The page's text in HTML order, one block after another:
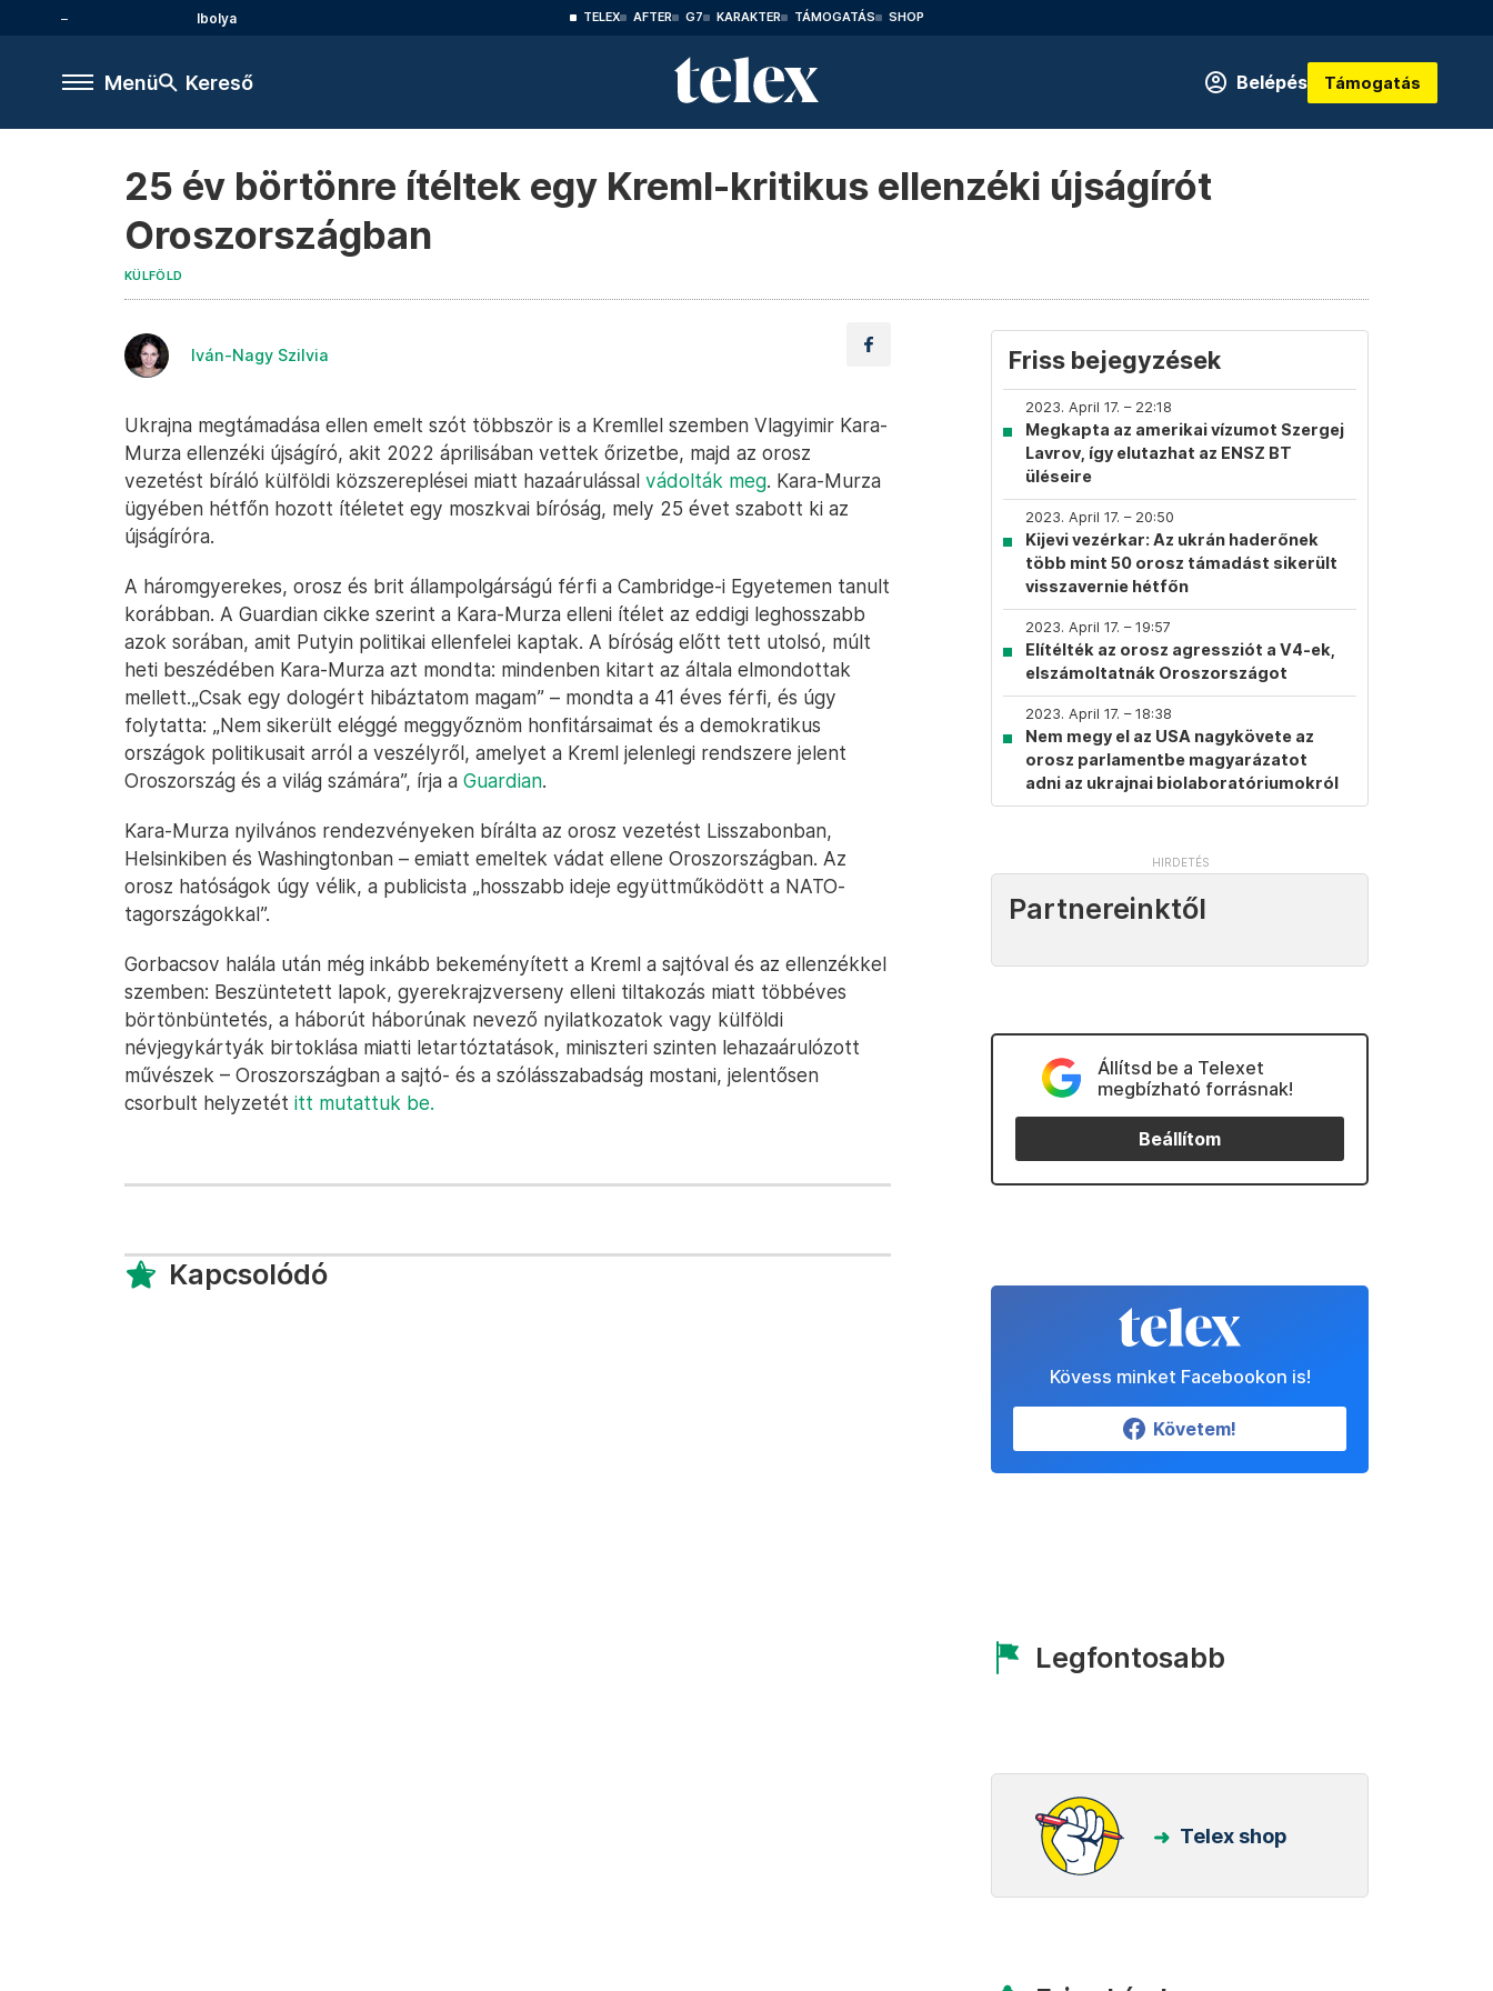
Ibolya TELEX AFTER G7 KARAKTER TÁMOGATÁS SHOP
Menü Kereső Belépés Támogatás
25 év börtönre ítéltek egy Kreml-kritikus ellenzéki újságírót
Oroszországban
KÜLFÖLD
Iván-Nagy Szilvia
Ukrajna megtámadása ellen emelt szót többször is a Kremllel szemben Vlagyimir Kara-
Murza ellenzéki újságíró, akit 2022 áprilisában vettek őrizetbe, majd az orosz
vezetést bíráló külföldi közszereplései miatt hazaárulással vádolták meg. Kara-Murza
ügyében hétfőn hozott ítéletet egy moszkvai bíróság, mely 25 évet szabott ki az
újságíróra.
A háromgyerekes, orosz és brit állampolgárságú férfi a Cambridge-i Egyetemen tanult
korábban. A Guardian cikke szerint a Kara-Murza elleni ítélet az eddigi leghosszabb
azok sorában, amit Putyin politikai ellenfelei kaptak. A bíróság előtt tett utolsó, múlt
heti beszédében Kara-Murza azt mondta: mindenben kitart az általa elmondottak
mellett.„Csak egy dologért hibáztatom magam” – mondta a 41 éves férfi, és úgy
folytatta: „Nem sikerült eléggé meggyőznöm honfitársaimat és a demokratikus
országok politikusait arról a veszélyről, amelyet a Kreml jelenlegi rendszere jelent
Oroszország és a világ számára”, írja a Guardian.
Kara-Murza nyilvános rendezvényeken bírálta az orosz vezetést Lisszabonban,
Helsinkiben és Washingtonban – emiatt emeltek vádat ellene Oroszországban. Az
orosz hatóságok úgy vélik, a publicista „hosszabb ideje együttműködött a NATO-
tagországokkal”.
Gorbacsov halála után még inkább bekeményített a Kreml a sajtóval és az ellenzékkel
szemben: Beszüntetett lapok, gyerekrajzverseny elleni tiltakozás miatt többéves
börtönbüntetés, a háborút háborúnak nevező nyilatkozatok vagy külföldi
névjegykártyák birtoklása miatti letartóztatások, miniszteri szinten lehazaárulózott
művészek – Oroszországban a sajtó- és a szólásszabadság mostani, jelentősen
csorbult helyzetét itt mutattuk be.
Kapcsolódó
Friss bejegyzések
2023. April 17. – 22:18
Megkapta az amerikai vízumot Szergej
Lavrov, így elutazhat az ENSZ BT
üléseire
2023. April 17. – 20:50
Kijevi vezérkar: Az ukrán haderőnek
több mint 50 orosz támadást sikerült
visszavernie hétfőn
2023. April 17. – 19:57
Elítélték az orosz agressziót a V4-ek,
elszámoltatnák Oroszországot
2023. April 17. – 18:38
Nem megy el az USA nagykövete az
orosz parlamentbe magyarázatot
adni az ukrajnai biolaboratóriumokról
Partnereinktől
Állítsd be a Telexet
megbízható forrásnak!
Beállítom
Kövess minket Facebookon is!
Követem!
Legfontosabb
Telex shop